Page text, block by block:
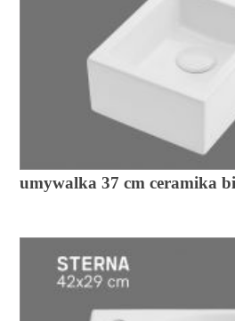
umywalka 37 cm ceramika